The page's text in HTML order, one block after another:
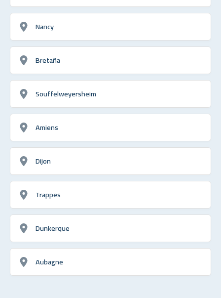
Nancy
Bretaña
Souffelweyersheim
Amiens
Dijon
Trappes
Dunkerque
Aubagne